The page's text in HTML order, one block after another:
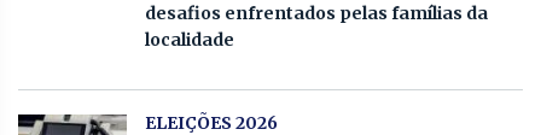
desafios enfrentados pelas famílias da
localidade
ELEIÇÕES 2026